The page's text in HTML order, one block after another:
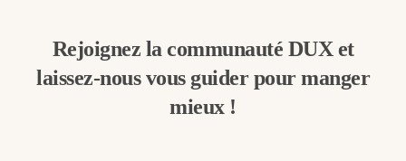
Rejoignez la communauté DUX et
laissez-nous vous guider pour manger
mieux !